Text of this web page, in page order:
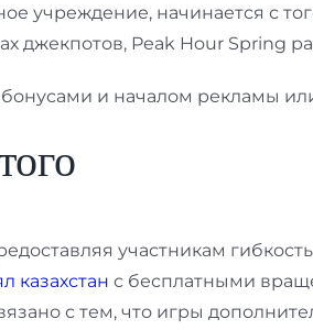
учреждение, начинается с
джекпотов, Peak Hour Spring
и началом рекламы
участникам
казахстан с бесплатными
с тем, что игры